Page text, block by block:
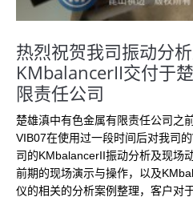
热烈祝贺我司振动分
KMbalancerII交付于
限责任公司
楚雄滇中有色金属有限责任公司之
VIB07在使用过一段时间后对我司
司的KMbalancerII振动分析及现场
前期的现场演示与操作，以及
仪的相关的分析案例整理，客户对